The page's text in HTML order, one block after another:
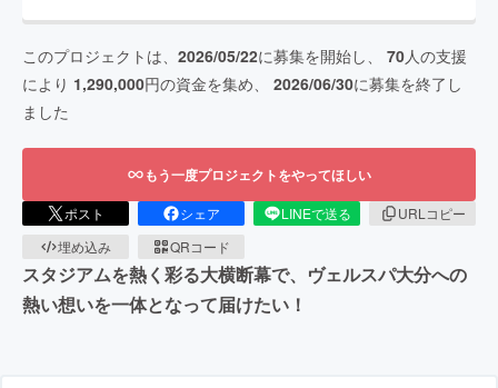
このプロジェクトは、 2026/05/22に募集を開始し、 70人の支援
により 1,290,000円の資金を集め、 2026/06/30に募集を終了し
ました
もう一度プロジェクトをやってほしい
ポスト シェア LINEで送る
URLコピー
埋め込み
QRコード
スタジアムを熱く彩る大横断幕で、ヴェルスパ大分への
熱い想いを一体となって届けたい！